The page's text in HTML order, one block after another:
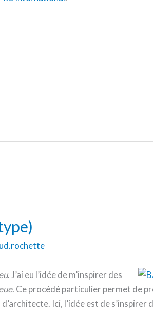
. J’ai eu l’idée de m’inspirer des
. Ce procédé particulier permet de
Ici, l’idée est de